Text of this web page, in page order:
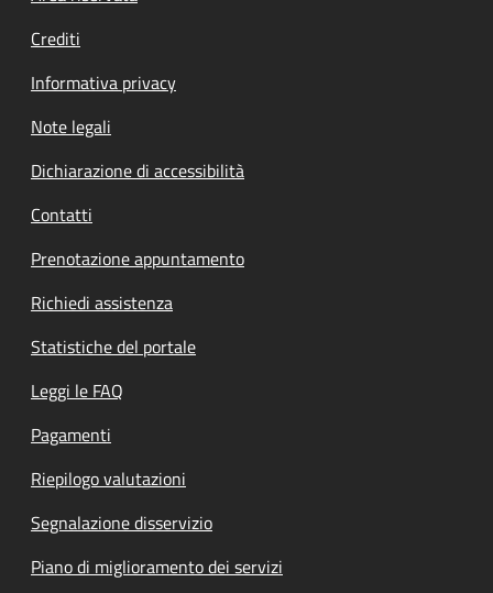
Crediti
Informativa privacy
Note legali
Dichiarazione di accessibilità
Contatti
Prenotazione appuntamento
Richiedi assistenza
Statistiche del portale
Leggi le FAQ
Pagamenti
Riepilogo valutazioni
Segnalazione disservizio
Piano di miglioramento dei servizi